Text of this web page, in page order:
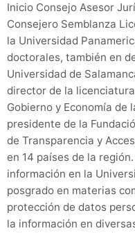
Inicio Consejo Asesor
Consejero Semblanza
la Universidad
doctorales, también en
Universidad de
director de la
Gobierno y Economía de
presidente de la
de Transparencia y
en 14 países de la
información en la
posgrado en materias
protección de datos
la información en